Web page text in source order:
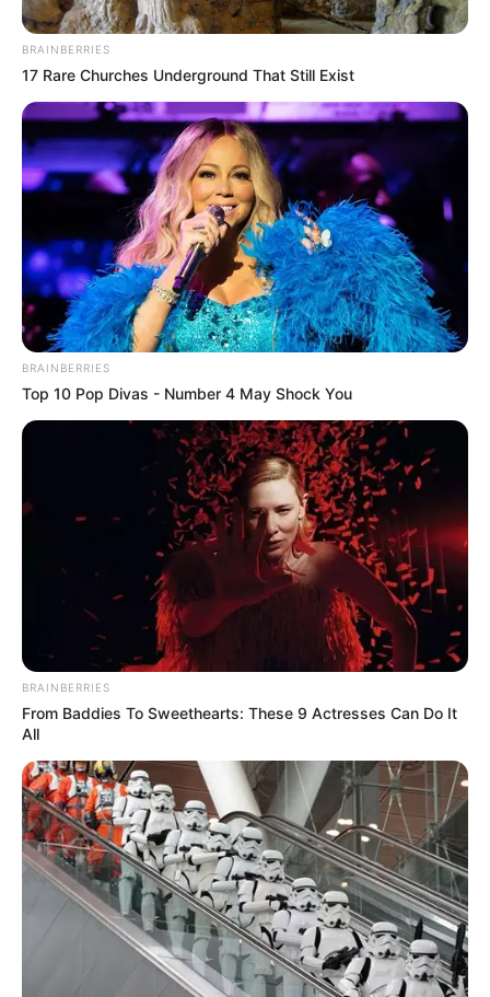
Familia descubre
cenote bajo su
casa y rechaza
oferta de un millón
de dólares
4 April, 2025 byadmin
FAMILIA NO QUIERE UN MILLÓN DE
DÓLARES, NO QUIEREN VENDER SU CASA LA
CUAL ESTÁ SOBRE UN CENOTE
RECIENTEMENTE DESCUBIERTO
BRAINBERRIES
17 Rare Churches Underground That Still Exist
BRAINBERRIES
Top 10 Pop Divas - Number 4 May Shock You
BRAINBERRIES
From Baddies To Sweethearts: These 9 Actresses Can Do It
All